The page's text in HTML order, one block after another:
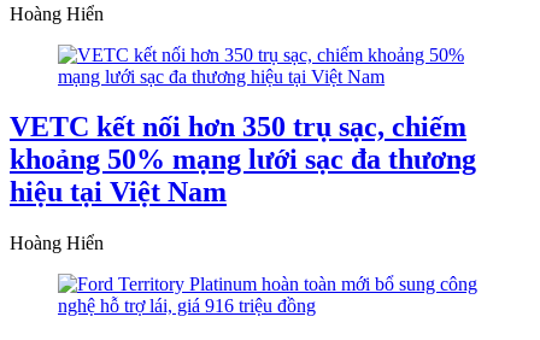
Hoàng Hiển
VETC kết nối hơn 350 trụ sạc, chiếm
khoảng 50% mạng lưới sạc đa thương
hiệu tại Việt Nam
Hoàng Hiển